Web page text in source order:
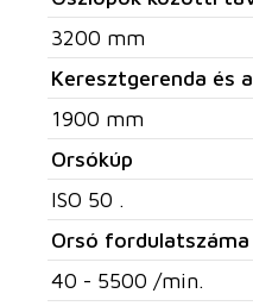
3200 mm
Keresztgerenda és
1900 mm
Orsókúp
ISO 50 .
Orsó fordulatszáma
40 - 5500 /min.